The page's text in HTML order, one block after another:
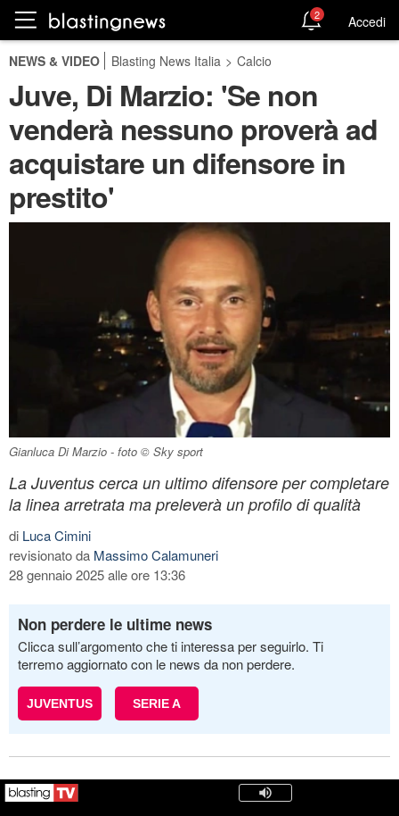
2 Accedi
NEWS & VIDEO Blasting News Italia > Calcio
Juve, Di Marzio: 'Se non
venderà nessuno proverà ad
acquistare un difensore in
prestito'
Gianluca Di Marzio - foto © Sky sport
La Juventus cerca un ultimo difensore per completare
la linea arretrata ma preleverà un profilo di qualità
di Luca Cimini
revisionato da Massimo Calamuneri
28 gennaio 2025 alle ore 13:36
Non perdere le ultime news
Clicca sull’argomento che ti interessa per seguirlo. Ti
terremo aggiornato con le news da non perdere.
JUVENTUS SERIE A